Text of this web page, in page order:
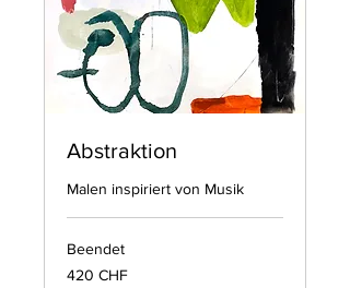
Abstraktion
Malen inspiriert von Musik
Beendet
420
Schweizer
420 CHF